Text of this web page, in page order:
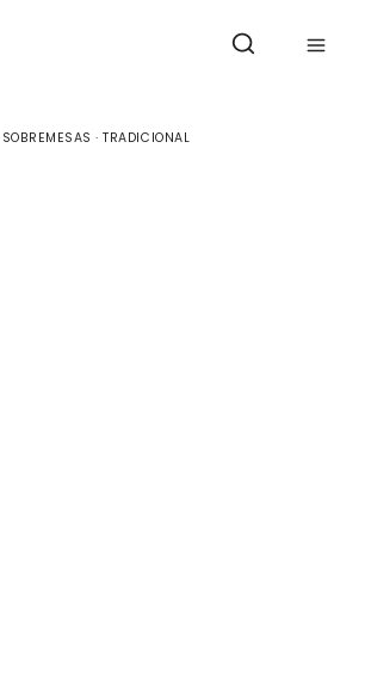
SOBREMESAS ·TRADICIONAL